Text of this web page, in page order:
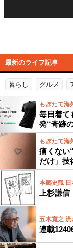
最新のライフ記事
暮らし グルメ
もぎたて海
毎日着て
発“奇跡
もぎたて海
痛くない
だけ」技
本郷史観
上杉謙
五木寛之 流
連載